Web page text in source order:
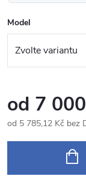
Napište nám
Odpovídáme v
Produkt:
Jméno
Model
od 7
od 5 785,12 Kč bez